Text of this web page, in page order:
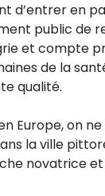
d’entrer en
public de
et compte
de la
qualité.
Europe, on
la ville
novatrice et